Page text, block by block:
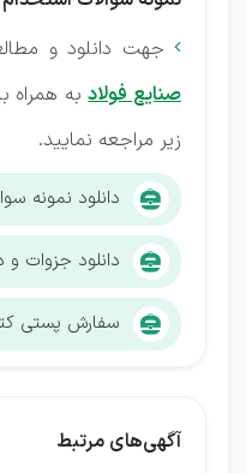
جهت دانلود و
صنایع فولادبه همراه
زیر مراجعه نمایید.
دانلود نمونه
دانلود جزوات و
سفارش پستی
آگهی‌های مرتبط